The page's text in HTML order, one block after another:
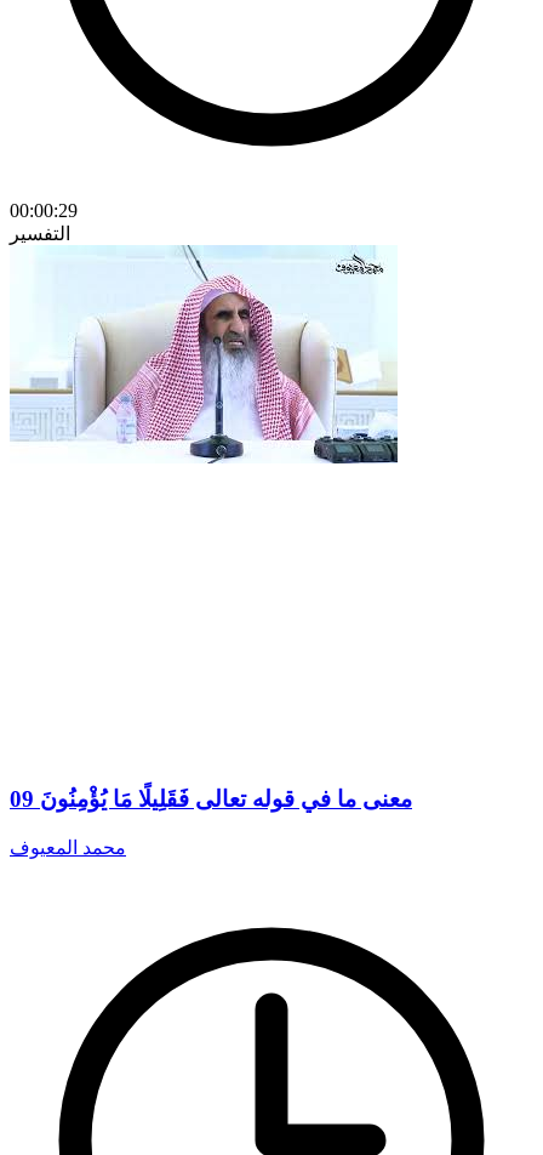
00:00:29
التفسير
09 معنى ما في قوله تعالى فَقَلِيلًا مَا يُؤْمِنُونَ
محمد المعيوف